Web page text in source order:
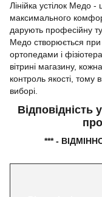
Лінійка устілок Mедо
максимального
дарують професійну
Медо створюється при
ортопедами і
вітрині магазину,
контроль якості, тому
виборі.
Відповідність
*** -